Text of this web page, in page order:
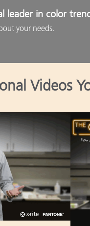
leader in color
your needs.
Videos